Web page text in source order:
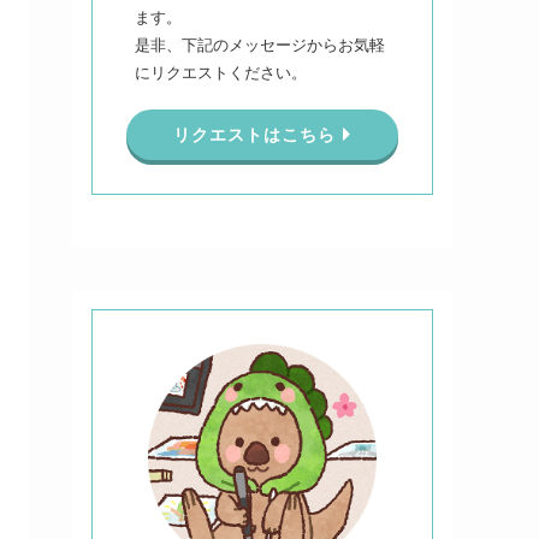
ます。
是非、下記のメッセージからお気軽
にリクエストください。
リクエストはこちら